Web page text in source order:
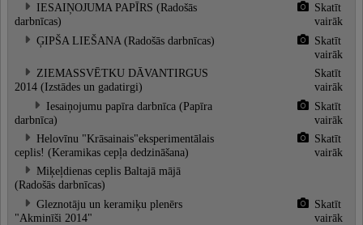
IESAIŅOJUMA PAPĪRS (Radošās
darbnīcas)
Skatīt
vairāk
ĢIPŠA LIEŠANA (Radošās darbnīcas)
Skatīt
vairāk
ZIEMASSVĒTKU DĀVANTIRGUS
2014 (Izstādes un gadatirgi)
Skatīt
vairāk
Iesaiņojumu papīra darbnīca (Papīra
darbnīca)
Skatīt
vairāk
Helovīnu "Krāsainais"eksperimentālais
ceplis! (Keramikas cepļa dedzināšana)
Skatīt
vairāk
Miķeļdienas ceplis Baltajā mājā
(Radošās darbnīcas)
Gleznotāju un keramiķu plenērs
"Akminīši 2014"
Skatīt
vairāk